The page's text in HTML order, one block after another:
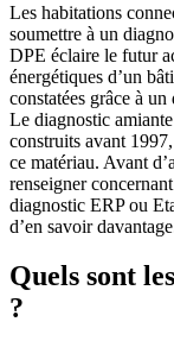
Les habitations
soumettre à un
DPE éclaire le futur
énergétiques d’un
constatées grâce à
Le diagnostic
construits avant
ce matériau. Avant
renseigner
diagnostic ERP ou
d’en savoir
Quels sont
?